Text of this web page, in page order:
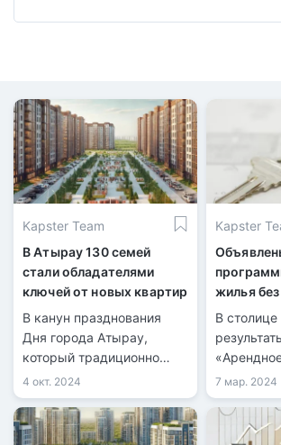
Kapster Team
В Атырау 130 семей
стали обладателями
ключей от новых квартир
В канун празднования
Дня города Атырау,
который традиционно
отмечается в первое
воскресенье октября, 130
семей из социально
уязвимых категорий
4 окт. 2024
Kapster
жилья
Астане
В
права
детей-
остался
7 мар. 2024